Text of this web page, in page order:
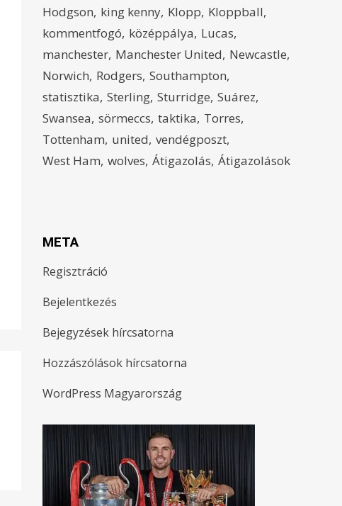
Hodgson king kenny Klopp Kloppball
kommentfogó középpálya Lucas
manchester Manchester United Newcastle
Norwich Rodgers Southampton
statisztika Sterling Sturridge Suárez
Swansea sörmeccs taktika Torres
Tottenham united vendégposzt
West Ham wolves Átigazolás Átigazolások
META
Regisztráció
Bejelentkezés
Bejegyzések hírcsatorna
Hozzászólások hírcsatorna
WordPress Magyarország